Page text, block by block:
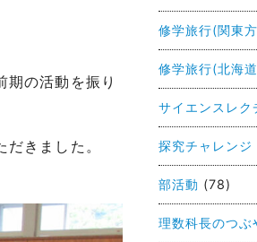
の活動を振り
きました。
修学旅行(関東
修学旅行(北海
サイエンスレク
探究チャレンジ
部活動 (78)
理数科長のつぶ